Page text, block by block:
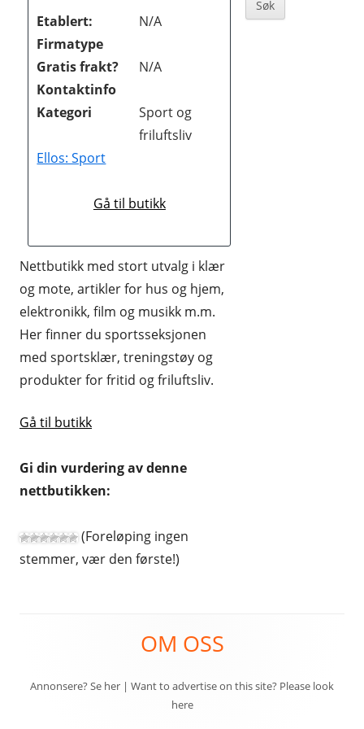
BØKER OG MAGASINER
GULL, JUVELER OG KLOKKER
HELSE OG HELSEKOST
HUDPLEIE OG KOSMETIKK
MUSIKK
RABATTKODER
Etablert:
N/A
Firmatype
Gratis frakt?
N/A
Kontaktinfo
Kategori
Sport og
friluftsliv
Ellos: Sport
Gå til butikk
Nettbutikk med stort utvalg i klær
og mote, artikler for hus og hjem,
elektronikk, film og musikk m.m.
Her finner du sportsseksjonen
med sportsklær, treningstøy og
produkter for fritid og friluftsliv.
Gå til butikk
Gi din vurdering av denne
nettbutikken:
(Foreløping ingen
stemmer, vær den første!)
Sidebar
OM OSS
Annonsere? Se her | Want to advertise on this site? Please look
here